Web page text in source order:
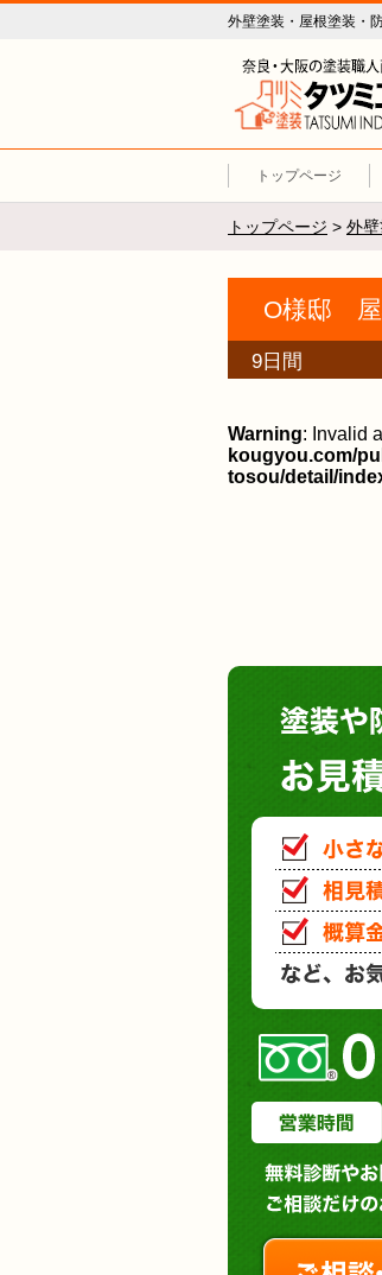
外壁塗装・屋根塗装・
トップページ
トップページ > 外
O様邸 屋
9日間
Warning: Invalid
kougyou.com/
tosou/detail/